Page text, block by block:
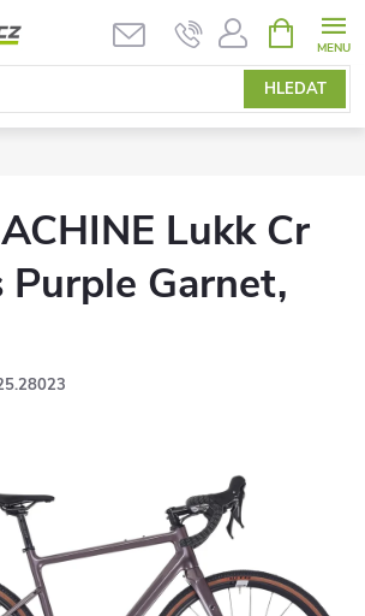
HLEDAT
NÁKUPNÍ
KOŠÍK
Lukk Cr
Purple Garnet,